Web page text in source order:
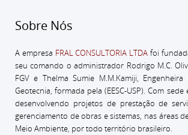
Sobre Nós
A empresa FRAL CONSULTORIA LTDA foi
seu comando o administrador Rodrigo M.C.
FGV e Thelma Sumie M.M.Kamiji,
Geotecnia, formada pela (EESC-USP).Com sede
desenvolvendo projetos de prestação de
gerenciamento de obras e sistemas, nas áreas
Meio Ambiente, por todo território brasileiro.